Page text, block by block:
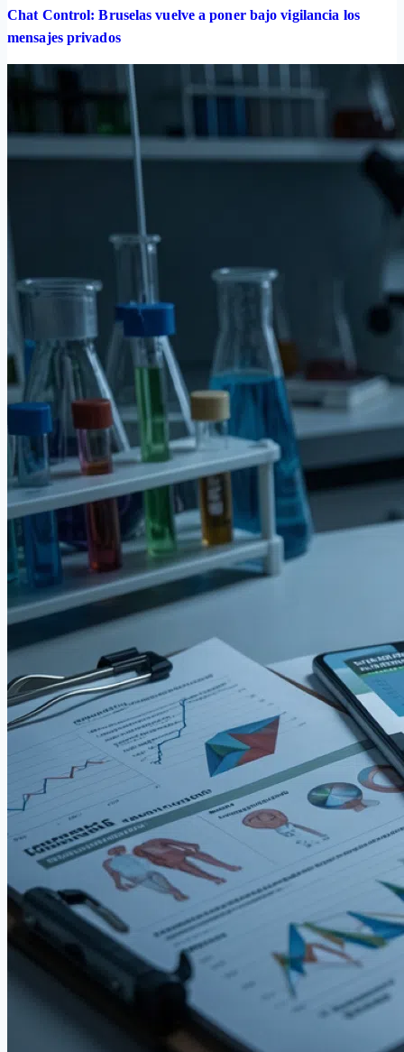
Chat Control: Bruselas vuelve a poner bajo vigilancia los
mensajes privados